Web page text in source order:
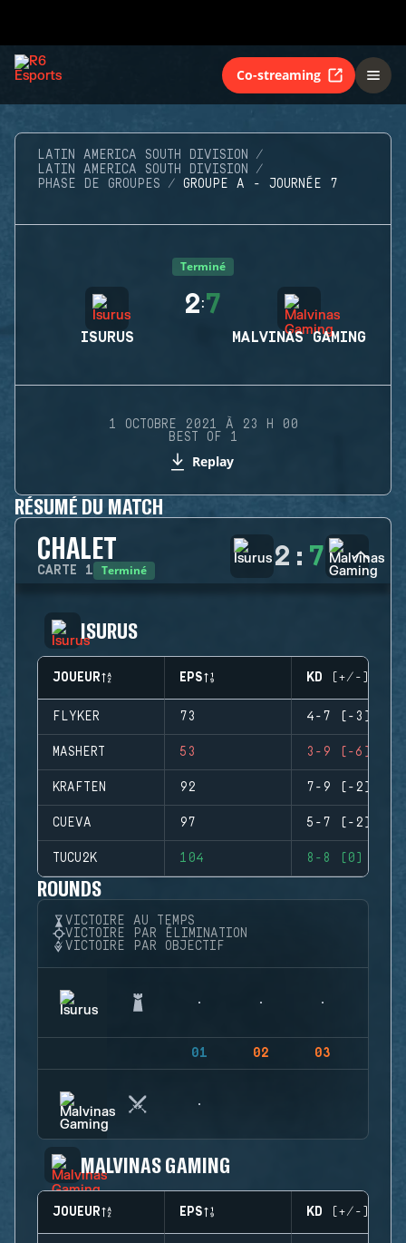
Co-streaming
LATIN AMERICA SOUTH DIVISION
LATIN AMERICA SOUTH DIVISION
PHASE DE GROUPES
GROUPE A - JOURNÉE 7
Terminé
ISURUS
2:7
MALVINAS GAMING
1 OCTOBRE 2021 À 23 H 00
BEST OF 1
Replay
RÉSUMÉ DU MATCH
CHALET
CARTE 1 Terminé 2 : 7
ISURUS
JOUEUR EPS KD (+/-)
FLYKER 73 4-7 (-3)
MASHERT 53 3-9 (-6)
KRAFTEN 92 7-9 (-2)
CUEVA 97 5-7 (-2)
TUCU2K 104 8-8 (0)
ROUNDS
VICTOIRE AU TEMPS
VICTOIRE PAR ÉLIMINATION
VICTOIRE PAR OBJECTIF
01 02 03
MALVINAS GAMING
JOUEUR EPS KD (+/-)